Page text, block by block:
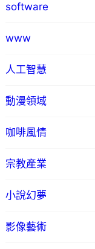
software
www
人工智慧
動漫領域
咖啡風情
宗教產業
小說幻夢
影像藝術